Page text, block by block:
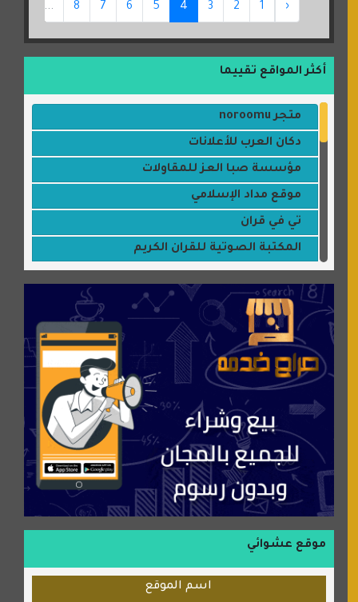
‹
1
2
3
4
5
6
7
8
...
أكثر المواقع تقييما
متجر noroomu
دكان العرب للأعلانات
مؤسسة صبا العز للمقاولات
موقع مداد الإسلامي
تي في قران
المكتبة الصوتية للقران الكريم
موقع سيارات عربية
عالم كوكي
سورة قران
شركة إعمار الرياض للخدمات المنزلية
شبكة رأيي
موسوعة نور الرحمن
منتدى جيوش الهكرز
بلو باص
موقع حراج خدمة
الطبي
قراننا
موقع عشوائي
اسم الموقع